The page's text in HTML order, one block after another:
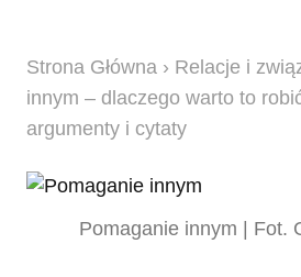
Strona Główna › Relacje i
innym – dlaczego warto to
argumenty i cytaty
Pomaganie innym | Fot.